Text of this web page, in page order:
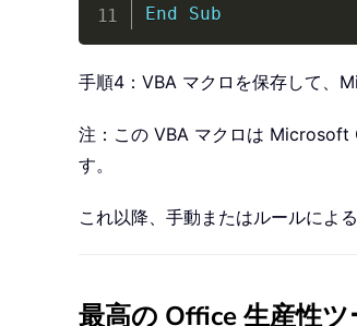
End
Sub
手順4：VBA マクロを保存して、
注：この VBA マクロは Microsoft
す。
これ以降、手動またはルールによ
最高の Office 生産性ツ